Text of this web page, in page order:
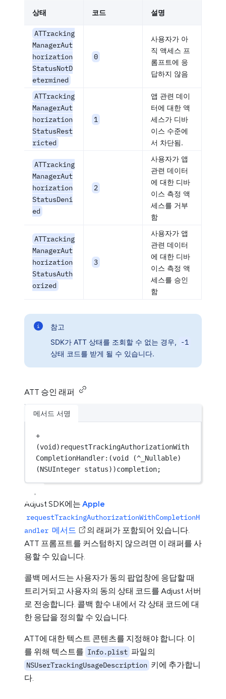
상태 코드 설명
ATTracking
ManagerAut
horization
StatusNotD
etermined
0
사용자가 아
직 액세스 프
롬프트에 응
답하지 않음
ATTracking
ManagerAut
horization
StatusRest
ricted
1
앱 관련 데이
터에 대한 액
세스가 디바
이스 수준에
서 차단됨.
ATTracking
ManagerAut
horization
StatusDeni
ed
2
사용자가 앱
관련 데이터
에 대한 디바
이스 측정 액
세스를 거부
함
ATTracking
ManagerAut
horization
StatusAuth
orized
3
사용자가 앱
관련 데이터
에 대한 디바
이스 측정 액
세스를 승인
함
참고
SDK가 ATT 상태를 조회할 수 없는 경우,
-1
상태 코드를 받게 될 수 있습니다.
ATT 승인 래퍼
메서드 서명
+
(void)requestTrackingAuthorizationWith
CompletionHandler:(void (^ _Nullable)
(NSUInteger status))completion;
Adjust SDK에는 Apple
requestTrackingAuthorizationWithCompletionH
andler 메서드
의 래퍼가 포함되어 있습니다.
ATT 프롬프트를 커스텀하지 않으려면 이 래퍼를 사
용할 수 있습니다.
콜백 메서드는 사용자가 동의 팝업창에 응답할 때
트리거되고 사용자의 동의 상태 코드를 Adjust 서버
로 전송합니다. 콜백 함수 내에서 각 상태 코드에 대
한 응답을 정의할 수 있습니다.
ATT에 대한 텍스트 콘텐츠를 지정해야 합니다. 이
를 위해 텍스트를 Info.plist 파일의
NSUserTrackingUsageDescription 키에 추가합니
다.